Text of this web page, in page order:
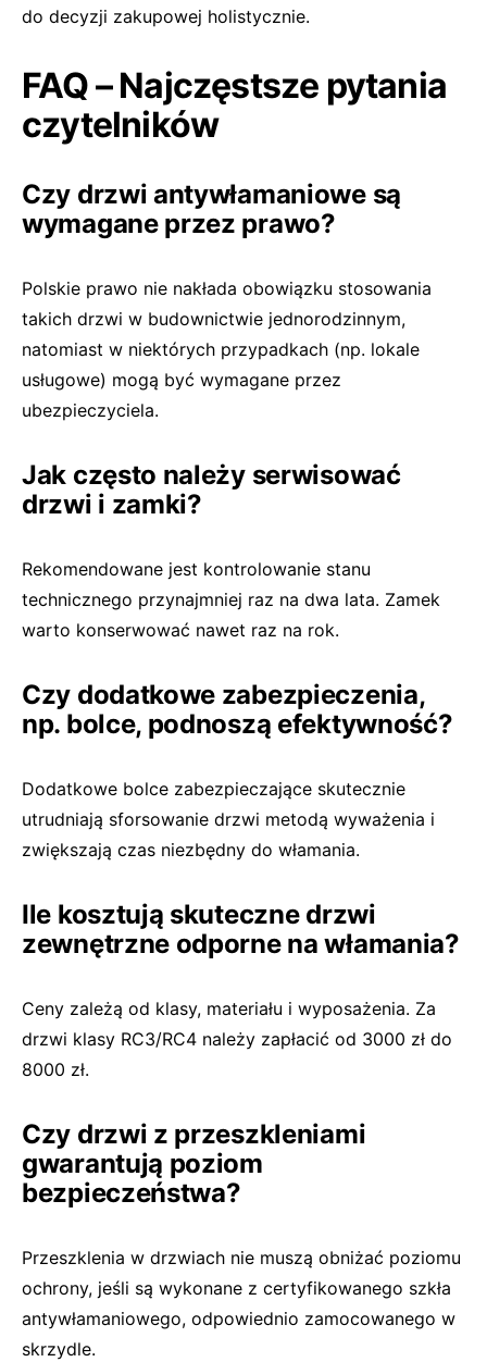
do decyzji zakupowej holistycznie.
FAQ – Najczęstsze pytania
czytelników
Czy drzwi antywłamaniowe są
wymagane przez prawo?
Polskie prawo nie nakłada obowiązku stosowania
takich drzwi w budownictwie jednorodzinnym,
natomiast w niektórych przypadkach (np. lokale
usługowe) mogą być wymagane przez
ubezpieczyciela.
Jak często należy serwisować
drzwi i zamki?
Rekomendowane jest kontrolowanie stanu
technicznego przynajmniej raz na dwa lata. Zamek
warto konserwować nawet raz na rok.
Czy dodatkowe zabezpieczenia,
np. bolce, podnoszą efektywność?
Dodatkowe bolce zabezpieczające skutecznie
utrudniają sforsowanie drzwi metodą wyważenia i
zwiększają czas niezbędny do włamania.
Ile kosztują skuteczne drzwi
zewnętrzne odporne na włamania?
Ceny zależą od klasy, materiału i wyposażenia. Za
drzwi klasy RC3/RC4 należy zapłacić od 3000 zł do
8000 zł.
Czy drzwi z przeszkleniami
gwarantują poziom
bezpieczeństwa?
Przeszklenia w drzwiach nie muszą obniżać poziomu
ochrony, jeśli są wykonane z certyfikowanego szkła
antywłamaniowego, odpowiednio zamocowanego w
skrzydle.